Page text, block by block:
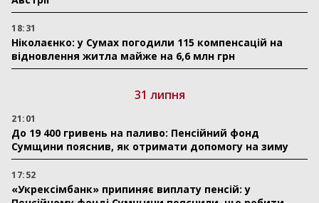
18:31
Ніколаєнко: у Сумах погодили 115 компенсацій на
відновлення житла майже на 6,6 млн грн
31 липня
21:01
До 19 400 гривень на паливо: Пенсійний фонд
Сумщини пояснив, як отримати допомогу на зиму
17:52
«Укрексімбанк» припиняє виплату пенсій: у